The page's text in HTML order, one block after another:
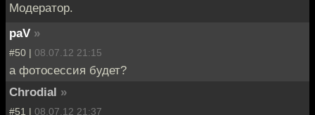
Модератор.
paV »
#50 | 08.07.12 21:15
а фотосессия будет?
Chrodial »
#51 | 08.07.12 21:37